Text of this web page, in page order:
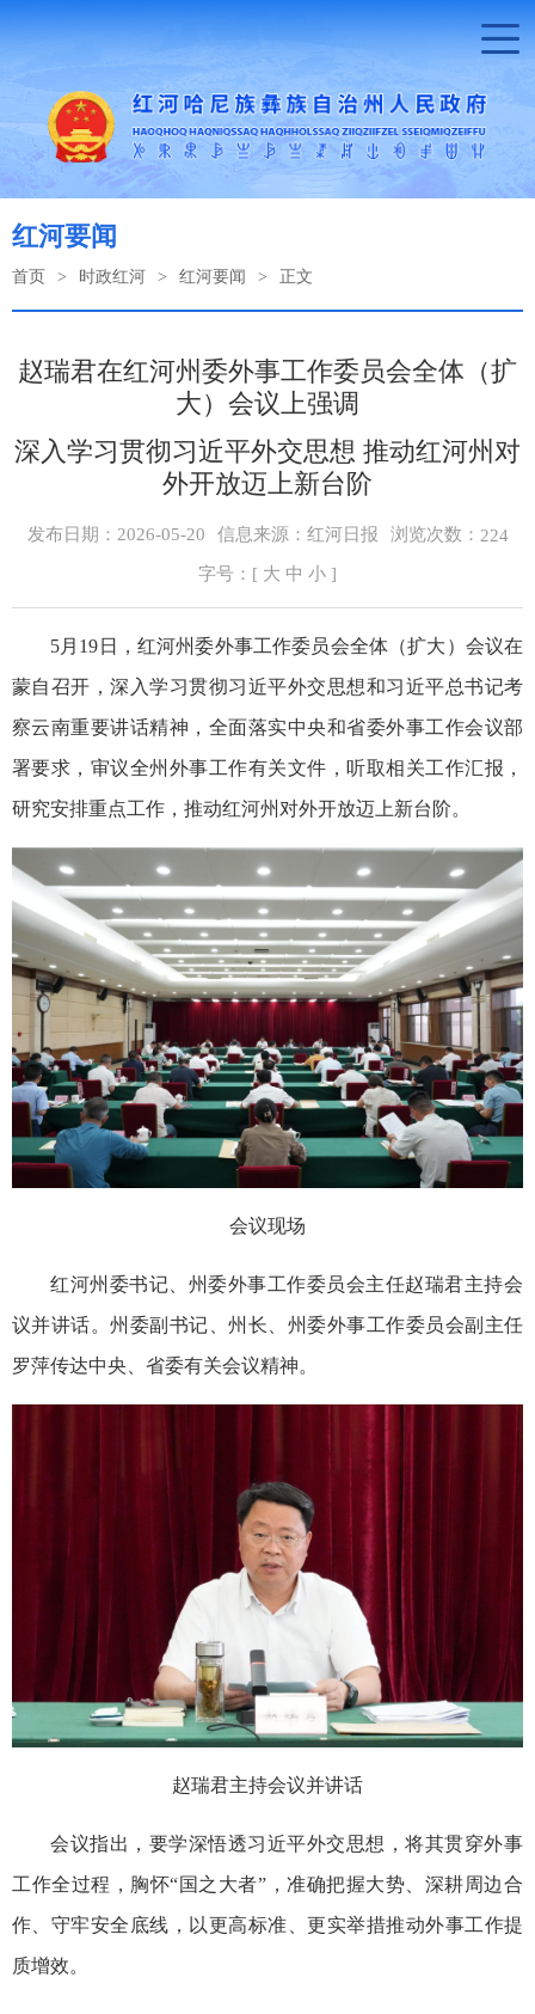
红河要闻
首页 > 时政红河 > 红河要闻 > 正文
赵瑞君在红河州委外事工作委员会全体（扩
大）会议上强调
深入学习贯彻习近平外交思想 推动红河州对
外开放迈上新台阶
发布日期：2026-05-20 信息来源：红河日报 浏览次数： 224
字号：[ 大 中 小 ]
5月19日，红河州委外事工作委员会全体（扩大）会议在
蒙自召开，深入学习贯彻习近平外交思想和习近平总书记考
察云南重要讲话精神，全面落实中央和省委外事工作会议部
署要求，审议全州外事工作有关文件，听取相关工作汇报，
研究安排重点工作，推动红河州对外开放迈上新台阶。
会议现场
红河州委书记、州委外事工作委员会主任赵瑞君主持会
议并讲话。州委副书记、州长、州委外事工作委员会副主任
罗萍传达中央、省委有关会议精神。
赵瑞君主持会议并讲话
会议指出，要学深悟透习近平外交思想，将其贯穿外事
工作全过程，胸怀“国之大者”，准确把握大势、深耕周边合
作、守牢安全底线，以更高标准、更实举措推动外事工作提
质增效。